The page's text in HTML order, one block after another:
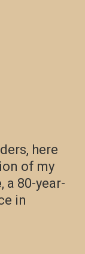
here
of my
, a 80-year-
in